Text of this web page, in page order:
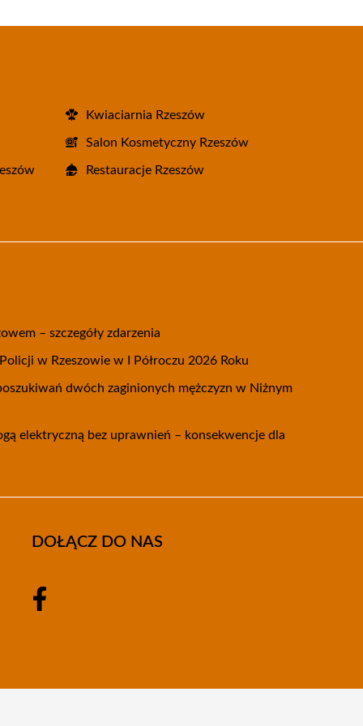
Kwiaciarnia Rzeszów
Salon Kosmetyczny Rzeszów
Restauracje Rzeszów
– szczegóły zdarzenia
w Rzeszowie w I Półroczu 2026 Roku
dwóch zaginionych mężczyzn w Niżnym
elektryczną bez uprawnień – konsekwencje dla
DOŁĄCZ DO NAS